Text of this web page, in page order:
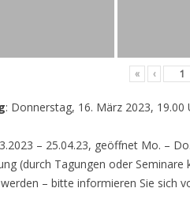
« ‹
: Donnerstag, 16. März 2023, 19.00
– 25.04.23, geöffnet Mo. –
(durch Tagungen oder
– bitte informieren Sie sich